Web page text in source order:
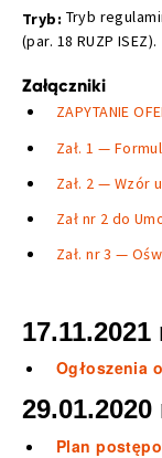
Tryb: Tryb
(par. 18 RUZP ISEZ).
Załączniki
ZAPYTANIE
Zał. 1 —
Zał. 2 — Wzór
Zał nr 2 do
Zał. nr 3 —
17.11.2021
Ogłoszenia
29.01.2020
Plan